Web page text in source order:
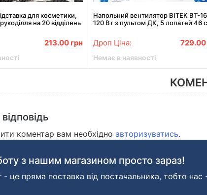
для косметики,
на 20 відділень
213.00 грн
Напольний вентилятор BITEK BT-
120 Вт з пультом ДК, 5 лопатей 46
Дроп Ціна: 729.00
Немає в наявності
коментар вам необхідно авторизуватись.
з нашим магазином просто зараз!
- це пряма поставка від постачальника, тобто